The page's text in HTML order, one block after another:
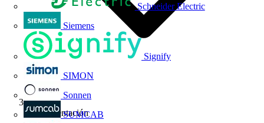
Schneider Electric
Siemens
Signify
SIMON
Sonnen
SUMCAB
Reglamentación